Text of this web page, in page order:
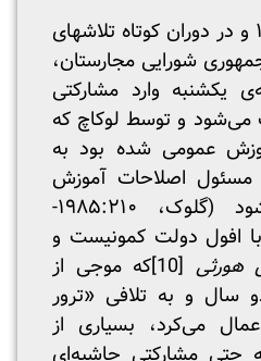
شورایی مجارستان،
یکشنبه وارد مشارکتی
می‌شود و توسط لوکاچ که
عمومی شده بود به
اصلاحات آموزش
هنری منصوب می‌شود (گلوک، ۱۹۸۵:۲۱۰-
با افول دولت کمونیست و
هورثی [10]
که موجی از
و به تلافی «ترور
می‌کرد، بسیاری از
مشارکتی حاشیه‌ای